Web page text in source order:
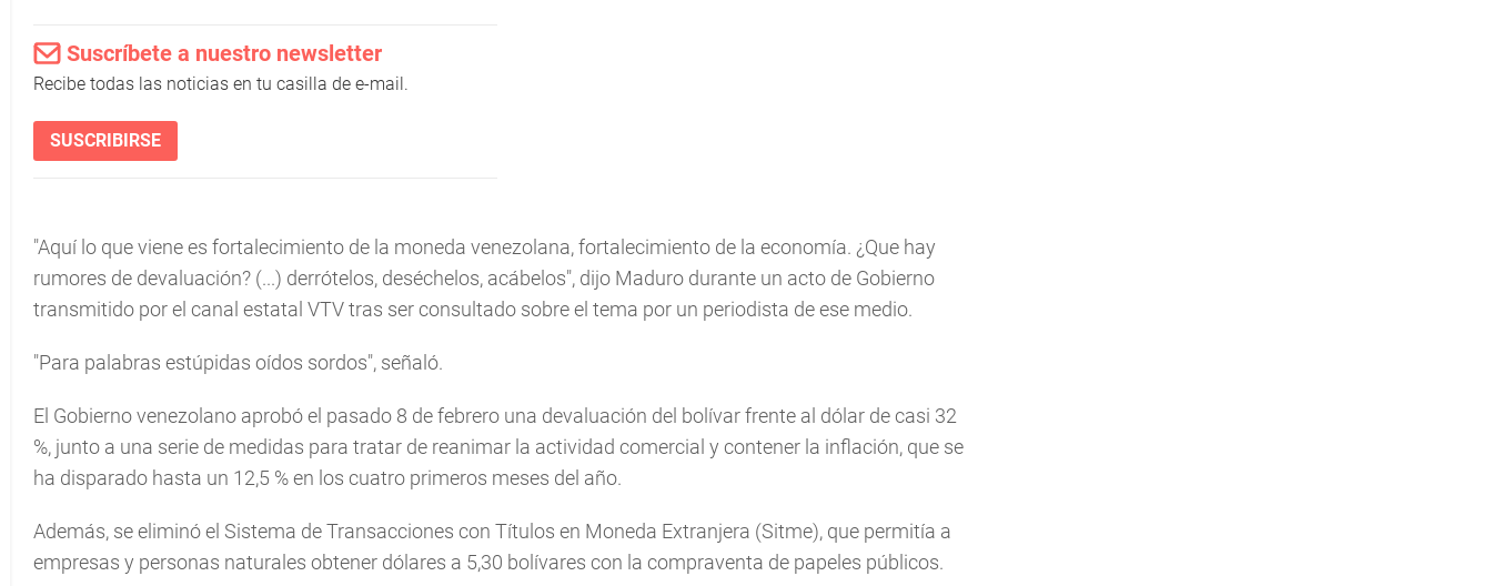
Suscríbete a nuestro newsletter
Recibe todas las noticias en tu casilla de e-mail.
SUSCRIBIRSE
"Aquí lo que viene es fortalecimiento de la moneda venezolana, fortalecimiento de la economía. ¿Que hay
rumores de devaluación? (...) derrótelos, deséchelos, acábelos", dijo Maduro durante un acto de Gobierno
transmitido por el canal estatal VTV tras ser consultado sobre el tema por un periodista de ese medio.
"Para palabras estúpidas oídos sordos", señaló.
El Gobierno venezolano aprobó el pasado 8 de febrero una devaluación del bolívar frente al dólar de casi 32
%, junto a una serie de medidas para tratar de reanimar la actividad comercial y contener la inflación, que se
ha disparado hasta un 12,5 % en los cuatro primeros meses del año.
Además, se eliminó el Sistema de Transacciones con Títulos en Moneda Extranjera (Sitme), que permitía a
empresas y personas naturales obtener dólares a 5,30 bolívares con la compraventa de papeles públicos.